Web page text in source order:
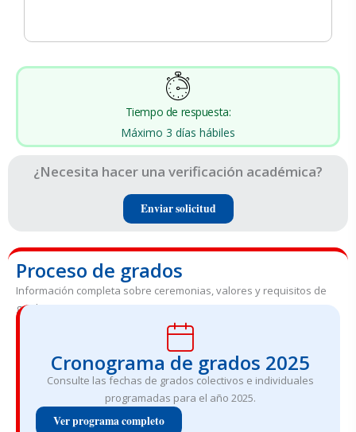
Tiempo de respuesta:
Máximo 3 días hábiles
¿Necesita hacer una verificación académica?
Enviar solicitud
Proceso de grados
Información completa sobre ceremonias, valores y requisitos de
grado
Cronograma de grados 2025
Consulte las fechas de grados colectivos e individuales
programadas para el año 2025.
Ver programa completo